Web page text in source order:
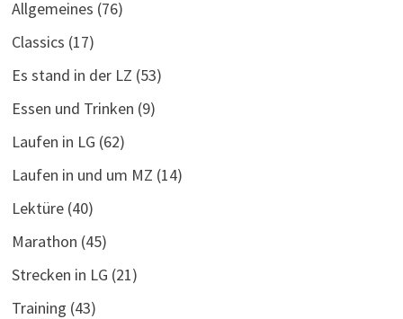
Allgemeines (76)
Classics (17)
Es stand in der LZ (53)
Essen und Trinken (9)
Laufen in LG (62)
Laufen in und um MZ (14)
Lektüre(40)
Marathon (45)
Strecken in LG (21)
Training (43)